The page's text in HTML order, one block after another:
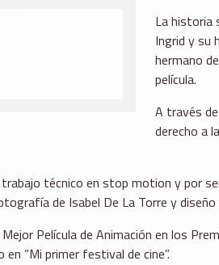
La historia
Ingrid y su
hermano
película.
A través
derecho a
técnico en stop motion y por
de Isabel De La Torre y
Película de Animación en los
“Mi primer festival de cine”.